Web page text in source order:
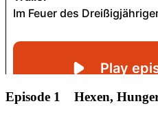
Episode 1 Hexen,